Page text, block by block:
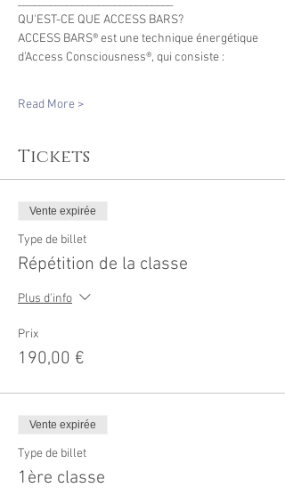
QU'EST-CE QUE ACCESS BARS?
ACCESS BARS® est une technique énergétique
d'Access Consciousness®, qui consiste :
Read More >
Tickets
Vente expirée
Type de billet
Répétition de la classe
Plus d'info
Prix
190,00 €
Vente expirée
Type de billet
1ère classe